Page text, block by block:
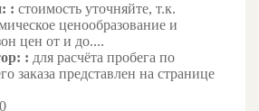
: стоимость уточняйте, т.к.
ценообразование и
цен от и до....
: для расчёта пробега по
заказа представлен на странице